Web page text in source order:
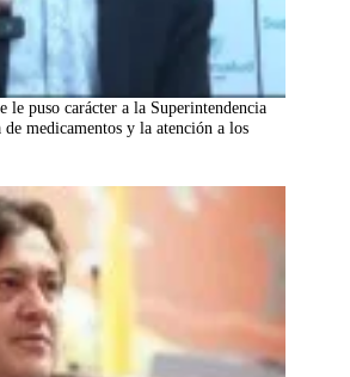
le puso carácter a la Superintendencia
medicamentos y la atención a los